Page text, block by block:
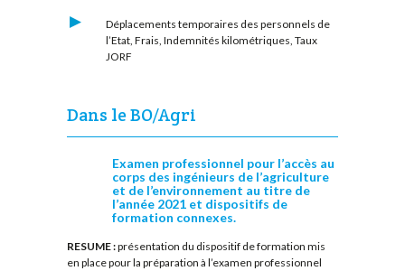
Déplacements temporaires des personnels de
l’Etat, Frais, Indemnités kilométriques, Taux
JORF
Dans le BO/Agri
Examen professionnel pour l’accès au
corps des ingénieurs de l’agriculture
et de l’environnement au titre de
l’année 2021 et dispositifs de
formation connexes.
RESUME :présentation du dispositif de formation mis
en place pour la préparation à l’examen professionnel